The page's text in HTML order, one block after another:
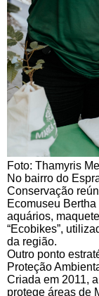
Foto: Thamyris
No bairro do
Conservação
Ecomuseu
aquários,
“Ecobikes”,
da região.
Outro ponto
Proteção
Criada em 2011,
protege áreas de